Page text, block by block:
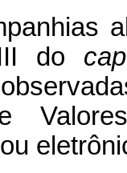
do